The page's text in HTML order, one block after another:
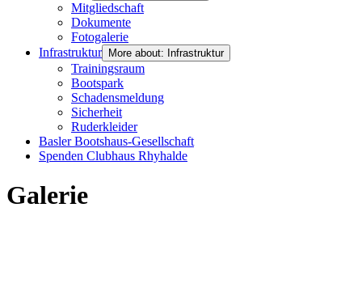
Mitgliedschaft
Dokumente
Fotogalerie
Infrastruktur
More about: Infrastruktur
Trainingsraum
Bootspark
Schadensmeldung
Sicherheit
Ruderkleider
Basler Bootshaus-Gesellschaft
Spenden Clubhaus Rhyhalde
Galerie